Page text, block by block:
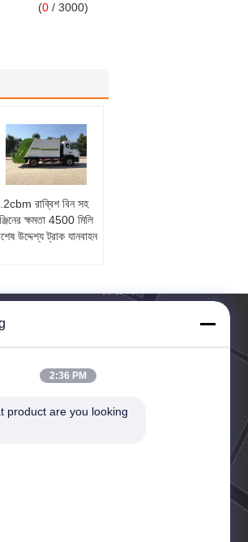
(0 / 3000)
রাব্বিশ বিন সহ
ক্ষমতা 4500 মিলি
উদ্দেশ্য ট্রাক যানবাহন
2:36 PM
product are you looking